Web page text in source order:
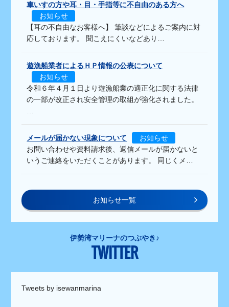
車いすの方や耳・目・手指等に不自由のある方へ
お知らせ
【耳の不自由なお客様へ】 筆談などによるご案内に対
応しております。 聞こえにくいなどあり…
遊漁船業者によるＨＰ情報の公表について
お知らせ
令和６年４月１日より遊漁船業の適正化に関する法律
の一部が改正され安全管理の取組が強化されました。
…
メールが届かない現象について
お知らせ
お問い合わせや資料請求後、返信メールが届かないと
いうご連絡をいただくことがあります。 同じくメ…
お知らせ一覧
伊勢湾マリーナのつぶやき♪
TWITTER
Tweets by isewanmarina